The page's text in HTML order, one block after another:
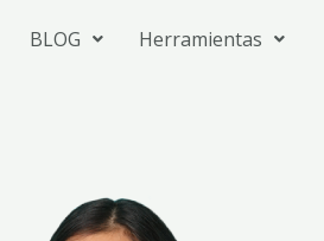
BLOG Herramientas